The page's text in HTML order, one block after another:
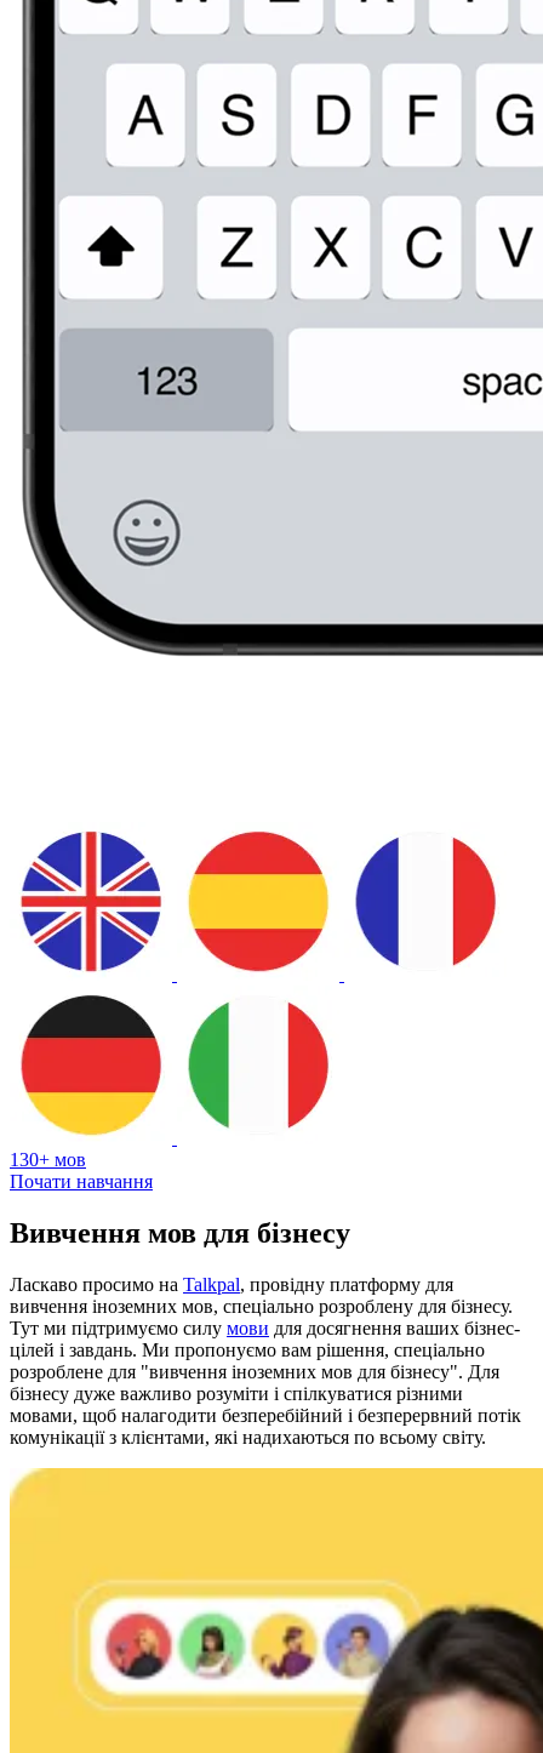
130+ мов
Почати навчання
Вивчення мов для бізнесу
Ласкаво просимо на Talkpal, провідну платформу для
вивчення іноземних мов, спеціально розроблену для бізнесу.
Тут ми підтримуємо силу мови для досягнення ваших бізнес-
цілей і завдань. Ми пропонуємо вам рішення, спеціально
розроблене для "вивчення іноземних мов для бізнесу". Для
бізнесу дуже важливо розуміти і спілкуватися різними
мовами, щоб налагодити безперебійний і безперервний потік
комунікації з клієнтами, які надихаються по всьому світу.